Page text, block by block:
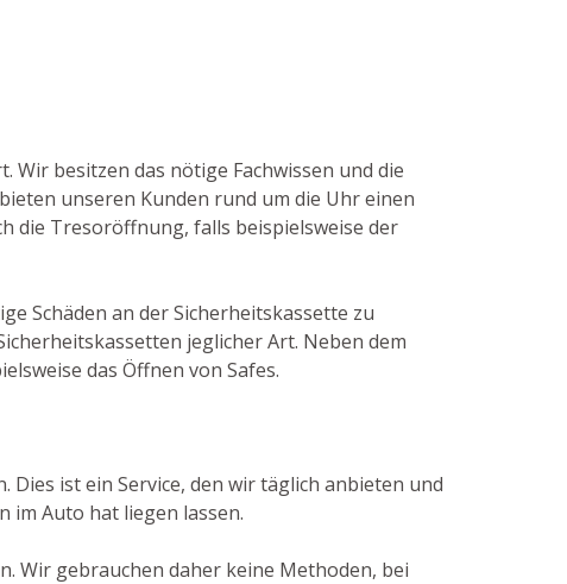
Wir besitzen das nötige Fachwissen und die
unseren Kunden rund um die Uhr einen
die Tresoröffnung, falls beispielsweise der
Schäden an der Sicherheitskassette zu
jeglicher Art. Neben dem
das Öffnen von Safes.
ist ein Service, den wir täglich anbieten und
im Auto hat liegen lassen.
Wir gebrauchen daher keine Methoden, bei